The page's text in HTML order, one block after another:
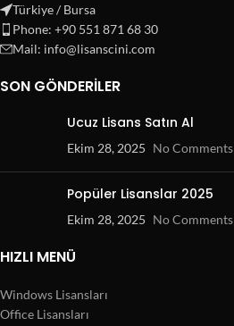
Türkiye / Bursa
Phone: +90 551 871 68 30
Mail: info@lisanscini.com
SON GÖNDERILER
Ucuz Lisans Satın Al
Ekim 28, 2025 No Comments
Popüler Lisanslar 2025
Ekim 28, 2025 No Comments
HIZLI MENÜ
Windows Lisansları
Office Lisansları